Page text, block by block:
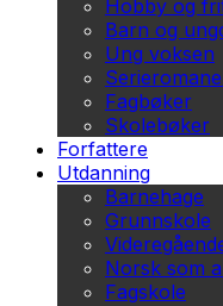
Hobby og
Barn og
Ung voksen
Fagbøker
Skolebøker
Forfattere
Utdanning
Barnehage
Grunnskole
Norsk som
Fagskole